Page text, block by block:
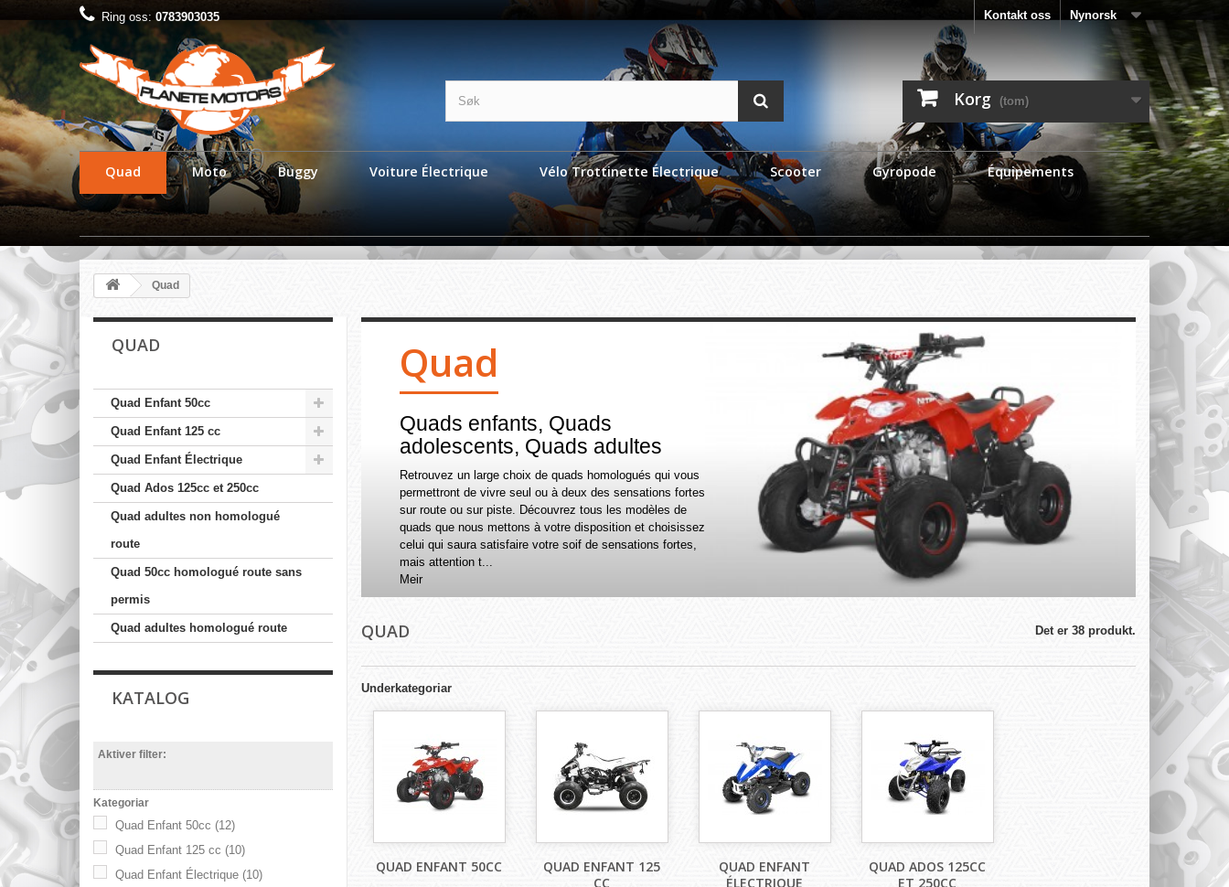
Nynorsk
Kontakt oss
Ring oss: 0783903035
Korg (tom)
Quad Moto Buggy Voiture Électrique Vélo Trottinette Électrique Scooter Gyropode Équipements
Quad
QUAD
Quad Enfant 50cc
Quad Enfant 125 cc
Quad Enfant Électrique
Quad Ados 125cc et 250cc
Quad adultes non homologué
route
Quad 50cc homologué route sans
permis
Quad adultes homologué route
KATALOG
Aktiver filter:
Kategoriar
Quad Enfant 50cc (12)
Quad Enfant 125 cc (10)
Quad Enfant Électrique (10)
Quad
Quads enfants, Quads
adolescents, Quads adultes
Retrouvez un large choix de quads homologués qui vous
permettront de vivre seul ou à deux des sensations fortes
sur route ou sur piste. Découvrez tous les modèles de
quads que nous mettons à votre disposition et choisissez
celui qui saura satisfaire votre soif de sensations fortes,
mais attention t...
Meir
QUAD Det er 38 produkt.
Underkategoriar
QUAD ENFANT 50CC
QUAD ENFANT 125
CC
QUAD ENFANT
ÉLECTRIQUE
QUAD ADOS 125CC
ET 250CC